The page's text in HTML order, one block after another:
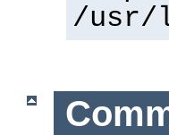
/usr/